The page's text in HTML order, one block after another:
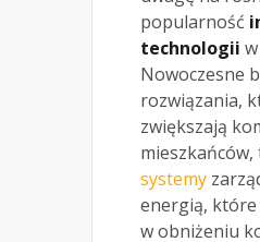
popularność
technologii
Nowoczesne
rozwiązania,
zwiększają
systemy
energią,
w obniżeniu